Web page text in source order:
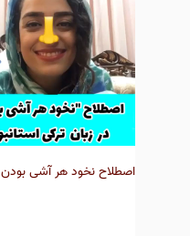
اصطلاح نخود هر آشی بودن